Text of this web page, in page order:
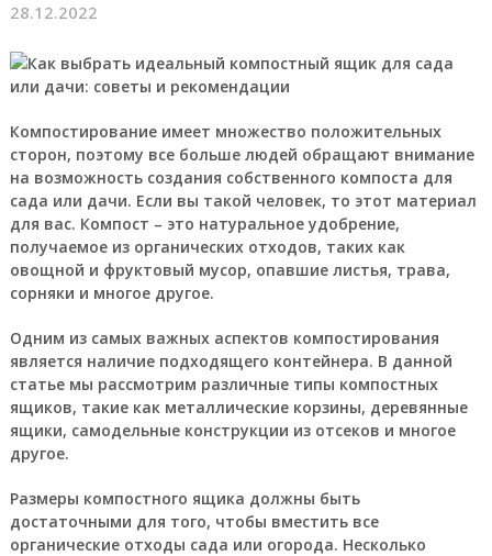
28.12.2022
Компостирование имеет множество положительных
сторон, поэтому все больше людей обращают внимание
на возможность создания собственного компоста для
сада или дачи. Если вы такой человек, то этот материал
для вас. Компост – это натуральное удобрение,
получаемое из органических отходов, таких как
овощной и фруктовый мусор, опавшие листья, трава,
сорняки и многое другое.
Одним из самых важных аспектов компостирования
является наличие подходящего контейнера. В данной
статье мы рассмотрим различные типы компостных
ящиков, такие как металлические корзины, деревянные
ящики, самодельные конструкции из отсеков и многое
другое.
Размеры компостного ящика должны быть
достаточными для того, чтобы вместить все
органические отходы сада или огорода. Несколько